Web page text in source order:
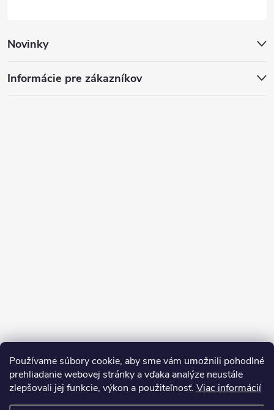
Používame súbory cookie, aby sme vám umožnili pohodlné
prehliadanie webovej stránky a vďaka analýze neustále
zlepšovali jej funkcie, výkon a použiteľnosť. Viac informácií
Novinky
Informácie pre zákazníkov